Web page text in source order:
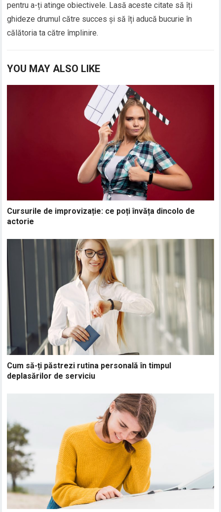
pentru a-ți atinge obiectivele. Lasă aceste citate să îți
ghideze drumul către succes și să îți aducă bucurie în
călătoria ta către împlinire.
YOU MAY ALSO LIKE
Cursurile de improvizație: ce poți învăța dincolo de
actorie
Cum să-ți păstrezi rutina personală în timpul
deplasărilor de serviciu